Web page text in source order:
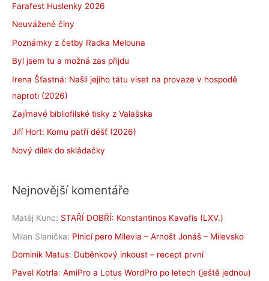
Farafest Huslenky 2026
Neuvážené činy
Poznámky z četby Radka Melouna
Byl jsem tu a možná zas přijdu
Irena Šťastná: Našli jejího tátu viset na provaze v hospodě
naproti (2026)
Zajímavé bibliofilské tisky z Valašska
Jiří Hort: Komu patří déšť (2026)
Nový dílek do skládačky
Nejnovější komentáře
Matěj Kunc: STAŘÍ DOBŘÍ: Konstantinos Kavafis (LXV.)
Milan Slanička: Plnicí pero Milevia – Arnošt Jonáš – Milevsko
Dominik Matus: Duběnkový inkoust – recept první
Pavel Kotrla: AmiPro a Lotus WordPro po letech (ještě jednou)